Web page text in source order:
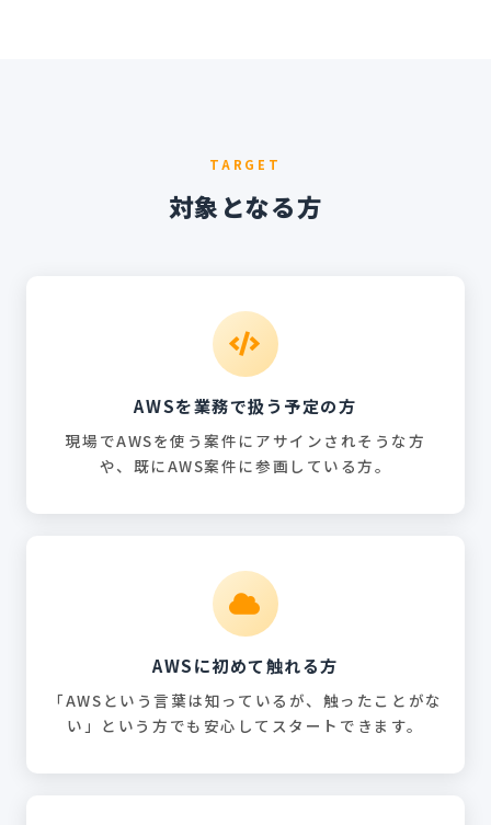
TARGET
対象となる方
AWSを業務で扱う予定の方
現場でAWSを使う案件にアサインされそうな方
や、既にAWS案件に参画している方。
AWSに初めて触れる方
「AWSという言葉は知っているが、触ったことがな
い」という方でも安心してスタートできます。